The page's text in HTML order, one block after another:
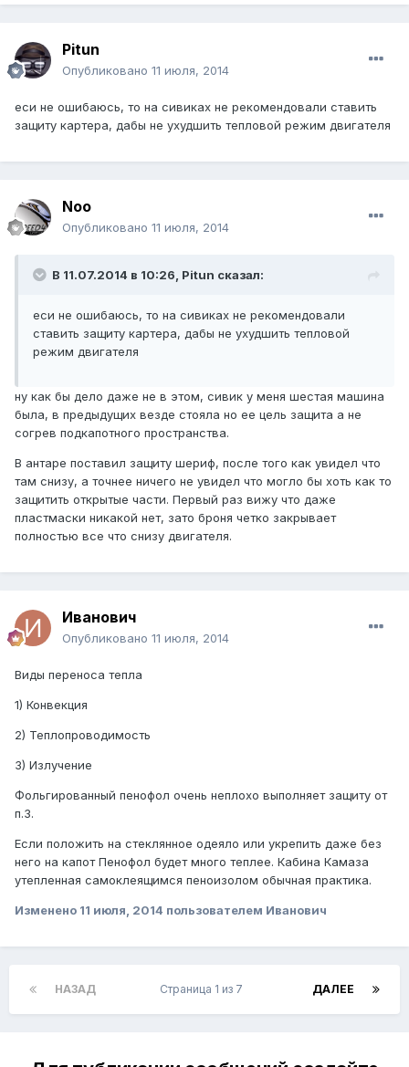
Pitun
Опубликовано 11 июля, 2014
еси не ошибаюсь, то на сивиках не рекомендовали ставить
защиту картера, дабы не ухудшить тепловой режим двигателя
Noo
Опубликовано 11 июля, 2014
В 11.07.2014 в 10:26, Pitun сказал:
еси не ошибаюсь, то на сивиках не рекомендовали
ставить защиту картера, дабы не ухудшить тепловой
режим двигателя
ну как бы дело даже не в этом, сивик у меня шестая машина
была, в предыдущих везде стояла но ее цель защита а не
согрев подкапотного пространства.
В антаре поставил защиту шериф, после того как увидел что
там снизу, а точнее ничего не увидел что могло бы хоть как то
защитить открытые части. Первый раз вижу что даже
пластмаски никакой нет, зато броня четко закрывает
полностью все что снизу двигателя.
Иванович
Опубликовано 11 июля, 2014
Виды переноса тепла
1) Конвекция
2) Теплопроводимость
3) Излучение
Фольгированный пенофол очень неплохо выполняет защиту от
п.3.
Если положить на стеклянное одеяло или укрепить даже без
него на капот Пенофол будет много теплее. Кабина Камаза
утепленная самоклеящимся пеноизолом обычная практика.
Изменено 11 июля, 2014 пользователем Иванович
НАЗАД ДАЛЕЕ
Страница 1 из 7